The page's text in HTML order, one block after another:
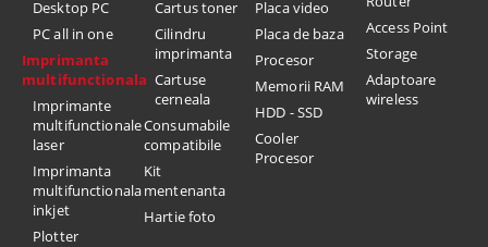
Desktop PC
PC all in one
Imprimanta
multifunctionala
Imprimante
multifunctionale
laser
Imprimanta
multifunctionala
inkjet
Plotter
Cartus toner
Cilindru
imprimanta
Cartuse
cerneala
Consumabile
compatibile
Kit
mentenanta
Hartie foto
Placa video
Placa de baza
Procesor
Memorii RAM
HDD - SSD
Cooler
Procesor
Access Point
Storage
Adaptoare
wireless